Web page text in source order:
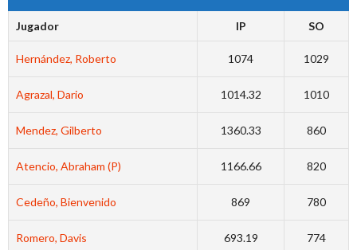
Jugador IP SO
Hernández, Roberto 1074 1029
Agrazal, Dario 1014.32 1010
Mendez, Gilberto 1360.33 860
Atencio, Abraham (P) 1166.66 820
Cedeño, Bienvenido 869 780
Romero, Davis 693.19 774